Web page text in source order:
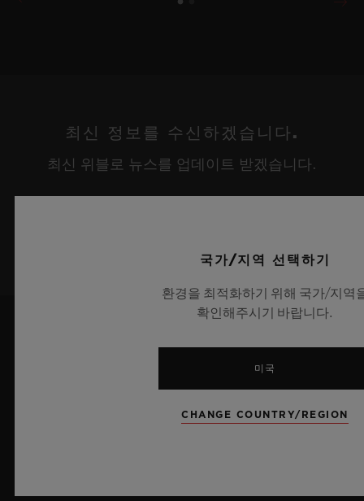
최신 정보를 수신하겠습니다.
최신 위블로 뉴스를 업데이트 받겠습니다.
국가/지역 선택하기
환경을 최적화하기 위해 국가/지역
확인해주시기 바랍니다.
미국
CHANGE COUNTRY/REGION